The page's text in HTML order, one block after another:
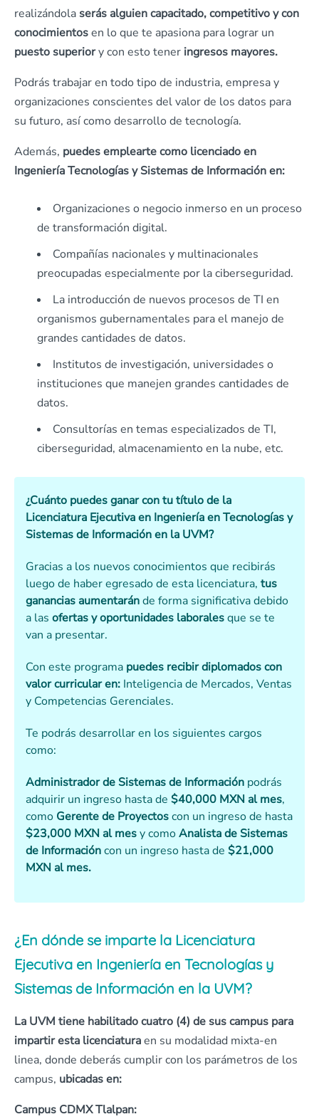
realizándolaserás alguien capacitado, competitivo y con
conocimientosen lo que te apasiona para lograr un
puesto superiory con esto tener ingresos mayores.
Podrás trabajar en todo tipo de industria, empresa y
organizaciones conscientes del valor de los datos para
su futuro, así como desarrollo de tecnología.
Además, puedes emplearte como licenciado en
Ingeniería Tecnologías y Sistemas de Información en:
Organizaciones o negocio inmerso en un proceso
de transformación digital.
Compañías nacionales y multinacionales
preocupadas especialmente por la ciberseguridad.
La introducción de nuevos procesos de TI en
organismos gubernamentales para el manejo de
grandes cantidades de datos.
Institutos de investigación, universidades o
instituciones que manejen grandes cantidades de
datos.
Consultorías en temas especializados de TI,
ciberseguridad, almacenamiento en la nube, etc.
¿Cuánto puedes ganar con tu título de la
Licenciatura Ejecutiva en Ingeniería en Tecnologías y
Sistemas de Información en la UVM?
Gracias a los nuevos conocimientos que recibirás
luego de haber egresado de esta licenciatura, tus
ganancias aumentaránde forma significativa debido
a las ofertas y oportunidades laboralesque se te
van a presentar.
Con este programa puedes recibir diplomados con
valor curricular en: Inteligencia de Mercados, Ventas
y Competencias Gerenciales.
Te podrás desarrollar en los siguientes cargos
como:
Administrador de Sistemas de Información podrás
adquirir un ingreso hasta de $40,000 MXN al mes,
como Gerente de Proyectoscon un ingreso de hasta
$23,000 MXN al mesy comoAnalista de Sistemas
de Informacióncon un ingreso hasta de $21,000
MXN al mes.
¿En dónde se imparte la Licenciatura
Ejecutiva en Ingeniería en Tecnologías y
Sistemas de Información en la UVM?
La UVM tiene habilitado cuatro (4) de sus campus para
impartir esta licenciaturaen su modalidad mixta-en
linea, donde deberás cumplir con los parámetros de los
campus, ubicadas en:
Campus CDMX Tlalpan: